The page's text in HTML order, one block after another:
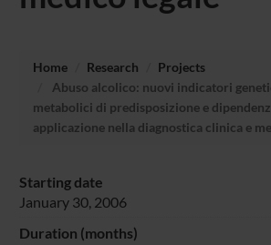
Home Research
Projects
Abuso alcolico: nuovi indicatori
metabolici di predisposizione e
applicazione nella diagnostica clinica e
Starting date
January 30, 2006
Duration (months)